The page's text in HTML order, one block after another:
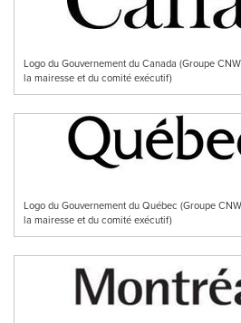
Logo du Gouvernement du Canada (Groupe
la mairesse et du comité exécutif)
Logo du Gouvernement du Québec (Groupe
la mairesse et du comité exécutif)